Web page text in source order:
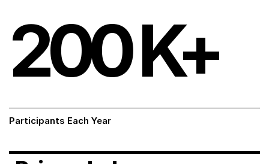
200K+
Participants Each Year